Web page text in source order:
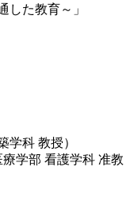
た教育～」
学科 教授）
学部 看護学科 准教